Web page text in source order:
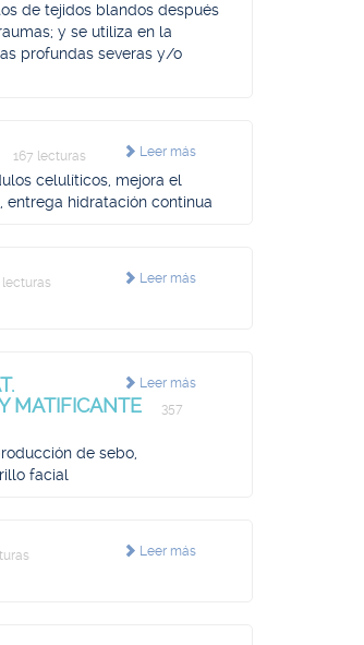
de tejidos blandos después
y se utiliza en la
profundas severas y/o
Leer más
167 lecturas
celulíticos, mejora el
entrega hidratación continua
Leer más
Leer más
MATIFICANTE
357
de sebo,
facial
Leer más